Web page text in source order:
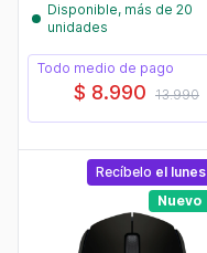
Disponible, más de 20
unidades
Todo medio de pago
$ 8.990 13.990
Recíbelo el lunes
Nuevo